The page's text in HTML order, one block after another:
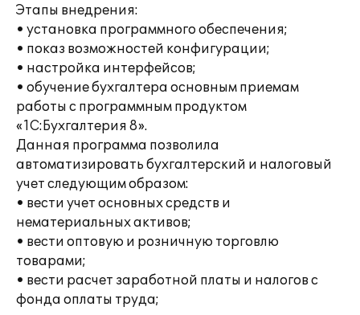
Этапы внедрения:
• установка программного обеспечения;
• показ возможностей конфигурации;
• настройка интерфейсов;
• обучение бухгалтера основным приемам
работы с программным продуктом
«1С:Бухгалтерия 8».
Данная программа позволила
автоматизировать бухгалтерский и налоговый
учет следующим образом:
• вести учет основных средств и
нематериальных активов;
• вести оптовую и розничную торговлю
товарами;
• вести расчет заработной платы и налогов с
фонда оплаты труда;